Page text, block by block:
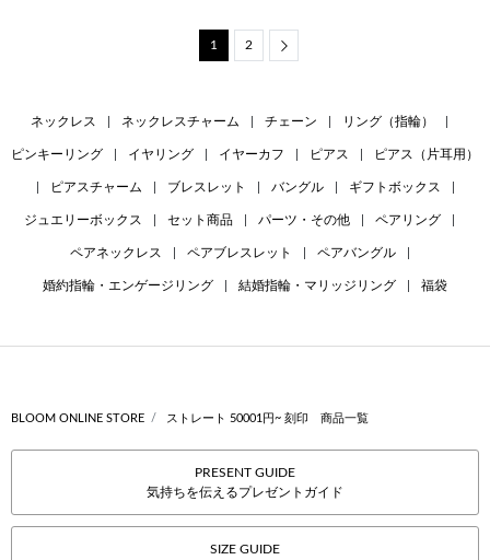
1 2
ネックレス ネックレスチャーム チェーン リング（指輪）
ピンキーリング イヤリング イヤーカフ ピアス ピアス（片耳用）
ピアスチャーム ブレスレット バングル ギフトボックス
ジュエリーボックス セット商品 パーツ・その他 ペアリング
ペアネックレス ペアブレスレット ペアバングル
婚約指輪・エンゲージリング 結婚指輪・マリッジリング 福袋
BLOOM ONLINE STORE ストレート 50001円~ 刻印 商品一覧
PRESENT GUIDE
気持ちを伝えるプレゼントガイド
SIZE GUIDE